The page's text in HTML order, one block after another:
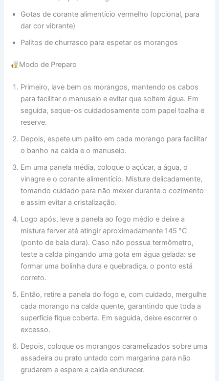
Gotas de corante alimentício vermelho (opcional, para
dar cor vibrante)
Palitos de churrasco para espetar os morangos
Modo de Preparo
Primeiro, lave bem os morangos, mantendo os cabos
para facilitar o manuseio e evitar que soltem água. Em
seguida, seque-os cuidadosamente com papel toalha e
reserve.
Depois, espete um palito em cada morango para facilitar
o banho na calda e o manuseio.
Em uma panela média, coloque o açúcar, a água, o
vinagre e o corante alimentício. Misture delicadamente,
tomando cuidado para não mexer durante o cozimento
e assim evitar a cristalização.
Logo após, leve a panela ao fogo médio e deixe a
mistura ferver até atingir aproximadamente 145 °C
(ponto de bala dura). Caso não possua termômetro,
teste a calda pingando uma gota em água gelada: se
formar uma bolinha dura e quebradiça, o ponto está
correto.
Então, retire a panela do fogo e, com cuidado, mergulhe
cada morango na calda quente, garantindo que toda a
superfície fique coberta. Em seguida, deixe escorrer o
excesso.
Depois, coloque os morangos caramelizados sobre uma
assadeira ou prato untado com margarina para não
grudarem e espere a calda endurecer.